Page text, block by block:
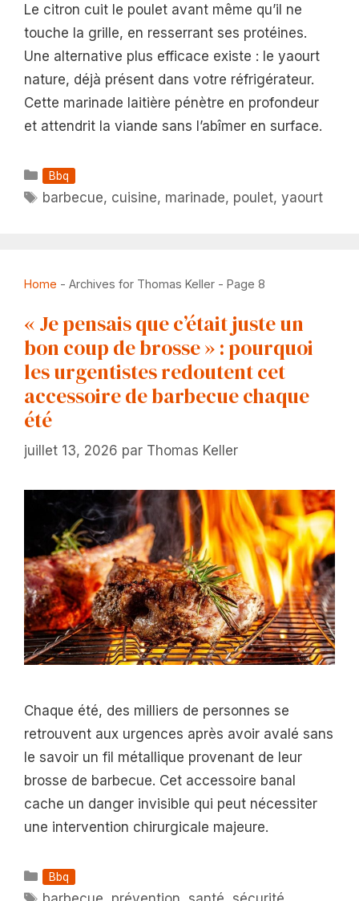
Le citron cuit le poulet avant même qu’il ne
touche la grille, en resserrant ses protéines.
Une alternative plus efficace existe : le yaourt
nature, déjà présent dans votre réfrigérateur.
Cette marinade laitière pénètre en profondeur
et attendrit la viande sans l’abîmer en surface.
Catégories
Bbq
Étiquettes
barbecue, cuisine, marinade, poulet,yaourt
Home - Archives for Thomas Keller - Page 8
« Je pensais que c’était juste un
bon coup de brosse » : pourquoi
les urgentistes redoutent cet
accessoire de barbecue chaque
été
juillet 13, 2026 par Thomas Keller
Chaque été, des milliers de personnes se
retrouvent aux urgences après avoir avalé sans
le savoir un fil métallique provenant de leur
brosse de barbecue. Cet accessoire banal
cache un danger invisible qui peut nécessiter
une intervention chirurgicale majeure.
Catégories
Bbq
Étiquettes